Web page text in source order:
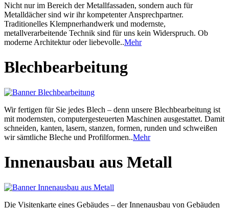
Nicht nur im Bereich der Metallfassaden, sondern auch für
Metalldächer sind wir ihr kompetenter Ansprechpartner.
Traditionelles Klempnerhandwerk und modernste,
metallverarbeitende Technik sind für uns kein Widerspruch. Ob
moderne Architektur oder liebevolle..Mehr
Blechbearbeitung
Wir fertigen für Sie jedes Blech – denn unsere Blechbearbeitung ist
mit modernsten, computergesteuerten Maschinen ausgestattet. Damit
schneiden, kanten, lasern, stanzen, formen, runden und schweißen
wir sämtliche Bleche und Profilformen..Mehr
Innenausbau aus Metall
Die Visitenkarte eines Gebäudes – der Innenausbau von Gebäuden